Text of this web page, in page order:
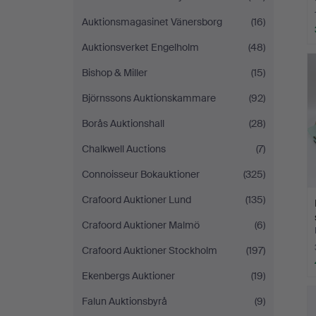
Auktionsmagasinet Vänersborg
(16)
Auktionsverket Engelholm
(48)
Bishop & Miller
(15)
Björnssons Auktionskammare
(92)
Borås Auktionshall
(28)
Chalkwell Auctions
(7)
Connoisseur Bokauktioner
(325)
Crafoord Auktioner Lund
(135)
Crafoord Auktioner Malmö
(6)
Crafoord Auktioner Stockholm
(197)
Ekenbergs Auktioner
(19)
Falun Auktionsbyrå
(9)